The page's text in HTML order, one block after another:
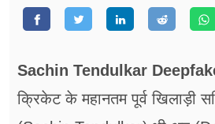
जीवन मंत्रा
ब्‍यूटी
Sachin Tendulkar
क्रिकेट के महानतम पूर्व खिलाड़ी